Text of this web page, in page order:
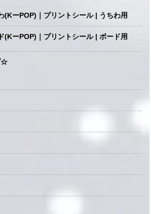
(KーPOP)｜プリントシール | うちわ用
(KーPOP)｜プリントシール | ボード用
☆